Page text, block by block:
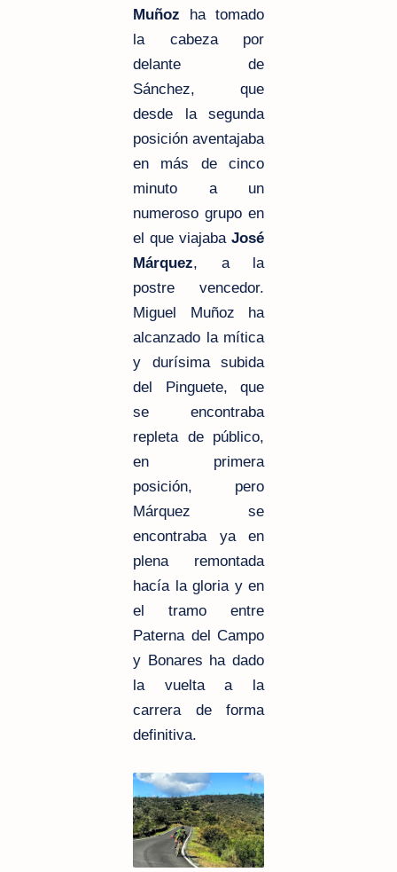
Muñoz ha tomado
la cabeza por
delante de
Sánchez, que
desde la segunda
posición aventajaba
en más de cinco
minuto a un
numeroso grupo en
el que viajaba José
Márquez, a la
postre vencedor.
Miguel Muñoz ha
alcanzado la mítica
y durísima subida
del Pinguete, que
se encontraba
repleta de público,
en primera
posición, pero
Márquez se
encontraba ya en
plena remontada
hacía la gloria y en
el tramo entre
Paterna del Campo
y Bonares ha dado
la vuelta a la
carrera de forma
definitiva.